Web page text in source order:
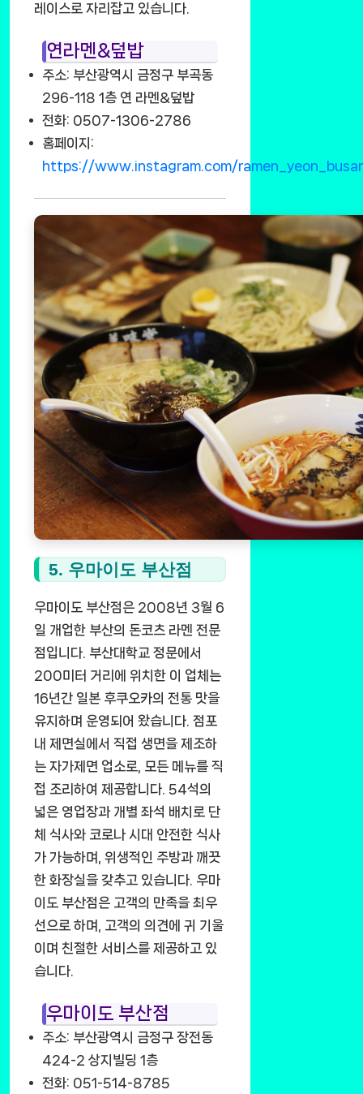
레이스로 자리잡고 있습니다.
연라멘&덮밥
주소: 부산광역시 금정구 부곡동
296-118 1층 연 라멘&덮밥
전화: 0507-1306-2786
홈페이지:
https://www.instagram.com/
5. 우마이도 부산점
우마이도 부산점은 2008년 3월 6
일 개업한 부산의 돈코츠 라멘 전문
점입니다. 부산대학교 정문에서
200미터 거리에 위치한 이 업체는
16년간 일본 후쿠오카의 전통 맛을
유지하며 운영되어 왔습니다. 점포
내 제면실에서 직접 생면을 제조하
는 자가제면 업소로, 모든 메뉴를 직
접 조리하여 제공합니다. 54석의
넓은 영업장과 개별 좌석 배치로 단
체 식사와 코로나 시대 안전한 식사
가 가능하며, 위생적인 주방과 깨끗
한 화장실을 갖추고 있습니다. 우마
이도 부산점은 고객의 만족을 최우
선으로 하며, 고객의 의견에 귀 기울
이며 친절한 서비스를 제공하고 있
습니다.
우마이도 부산점
주소: 부산광역시 금정구 장전동
424-2 상지빌딩 1층
전화: 051-514-8785